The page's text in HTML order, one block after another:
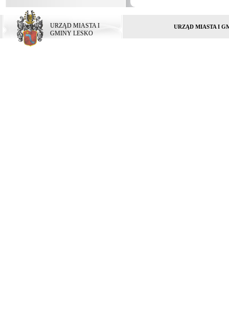
URZĄD MIASTA I
GMINY LESKO
URZĄD MIASTA I